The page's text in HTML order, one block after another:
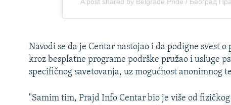
Navodi se da je Centar nastojao i da podigne svest
kroz besplatne programe podrške pružao i usluge
specifičnog savetovanja, uz mogućnost anonimnog
"Samim tim, Prajd Info Centar bio je više od